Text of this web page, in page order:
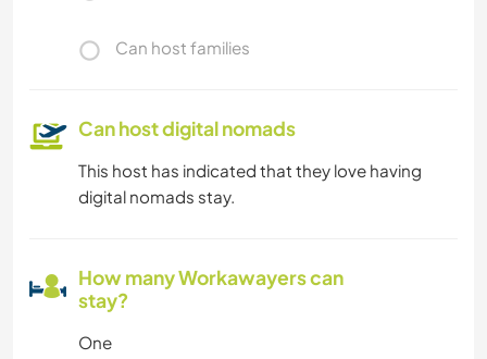
Can host families
Can host digital nomads
This host has indicated that they love having
digital nomads stay.
How many Workawayers can
stay?
One